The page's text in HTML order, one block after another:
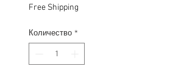
Free Shipping
Количество *